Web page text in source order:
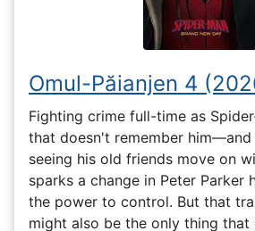
Omul-Păianjen 4
Fighting crime full-time as
that doesn't remember
seeing his old friends move on
sparks a change in Peter Parker
the power to control. But that
might also be the only thing that